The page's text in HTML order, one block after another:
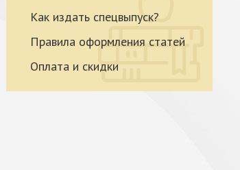
Как издать спецвыпуск?
Правила оформления статей
Оплата и скидки